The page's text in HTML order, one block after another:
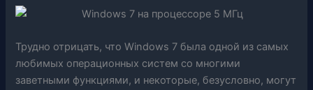
Трудно отрицать, что Windows 7 была одной из самых
любимых операционных систем со многими
заветными функциями, и некоторые, безусловно, могут